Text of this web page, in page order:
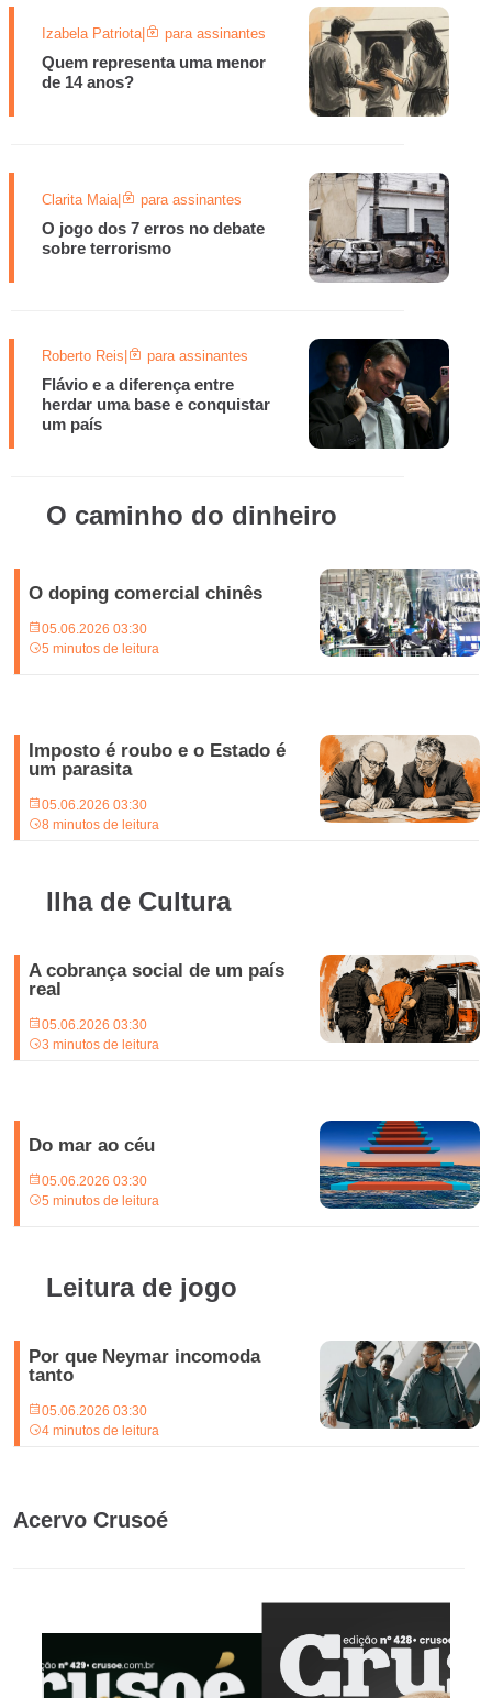
Izabela Patriota| para assinantes
Quem representa uma menor
de 14 anos?
Clarita Maia| para assinantes
O jogo dos 7 erros no debate
sobre terrorismo
Roberto Reis| para assinantes
Flávio e a diferença entre
herdar uma base e conquistar
um país
O caminho do dinheiro
O doping comercial chinês
05.06.2026 03:30
5 minutos de leitura
Imposto é roubo e o Estado é
um parasita
05.06.2026 03:30
8 minutos de leitura
Ilha de Cultura
A cobrança social de um país
real
05.06.2026 03:30
3 minutos de leitura
Do mar ao céu
05.06.2026 03:30
5 minutos de leitura
Leitura de jogo
Por que Neymar incomoda
tanto
05.06.2026 03:30
4 minutos de leitura
Acervo Crusoé